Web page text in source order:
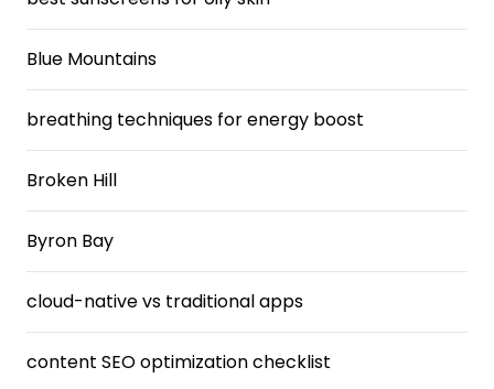
Blue Mountains
breathing techniques for energy boost
Broken Hill
Byron Bay
cloud-native vs traditional apps
content SEO optimization checklist